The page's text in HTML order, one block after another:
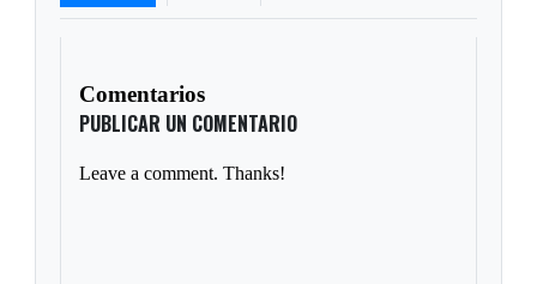
Comentarios
PUBLICAR UN COMENTARIO
Leave a comment. Thanks!